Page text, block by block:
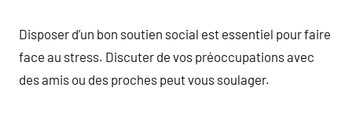
Disposer d’un bon soutien social est essentiel pour faire
face au stress. Discuter de vos préoccupations avec
des amis ou des proches peut vous soulager.